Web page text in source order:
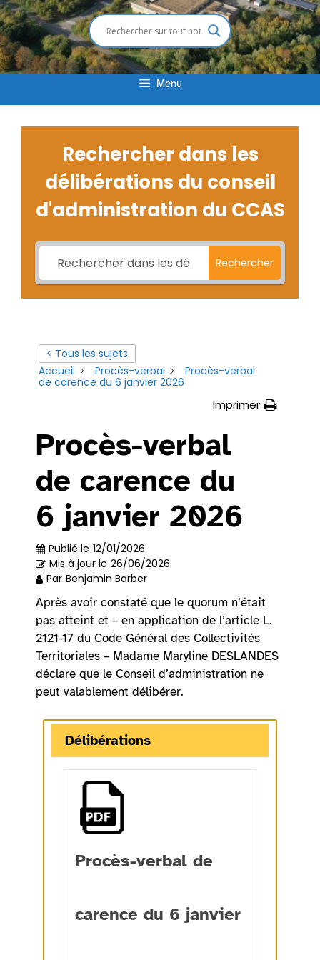
Menu
Rechercher dans les
délibérations du conseil
d'administration du CCAS
Rechercher
< Tous les sujets
Accueil
Procès-verbal
Procès-verbal
de carence du 6 janvier 2026
Imprimer
Procès-verbal
de carence du
6 janvier 2026
Publié le 12/01/2026
Mis à jour le 26/06/2026
Par Benjamin Barber
Après avoir constaté que le quorum n’était
pas atteint et – en application de l’article L.
2121-17 du Code Général des Collectivités
Territoriales – Madame Maryline DESLANDES
déclare que le Conseil d’administration ne
peut valablement délibérer.
Délibérations
Procès-verbal de
carence du 6 janvier